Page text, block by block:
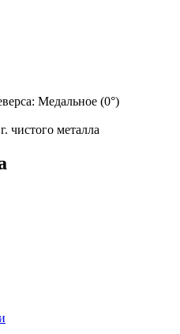
Медальное (0°)
чистого металла